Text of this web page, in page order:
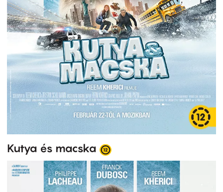
Kutya és macska